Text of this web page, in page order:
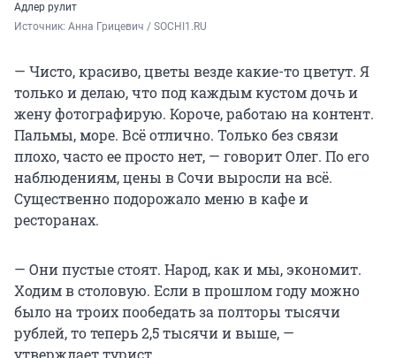
Адлер рулит
Источник: Анна Грицевич / SOCHI1.RU
— Чисто, красиво, цветы везде какие-то цветут. Я
только и делаю, что под каждым кустом дочь и
жену фотографирую. Короче, работаю на контент.
Пальмы, море. Всё отлично. Только без связи
плохо, часто ее просто нет, — говорит Олег. По его
наблюдениям, цены в Сочи выросли на всё.
Существенно подорожало меню в кафе и
ресторанах.
— Они пустые стоят. Народ, как и мы, экономит.
Ходим в столовую. Если в прошлом году можно
было на троих пообедать за полторы тысячи
рублей, то теперь 2,5 тысячи и выше, —
утверждает турист.